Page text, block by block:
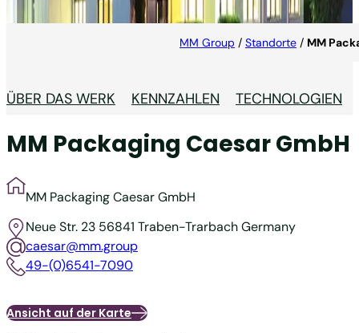
MM Group / Standorte / MM
ÜBER DAS WERK KENNZAHLEN TECHNOLOGIEN
MM Packaging Caesar GmbH
MM Packaging Caesar GmbH
Neue Str. 23 56841 Traben-TrarbachGermany
caesar@mm.group
49-(0)6541-7090
Ansicht auf der Karte